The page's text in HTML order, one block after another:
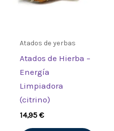
Atados de yerbas
Atados de Hierba –
Energía
Limpiadora
(citrino)
14,95€